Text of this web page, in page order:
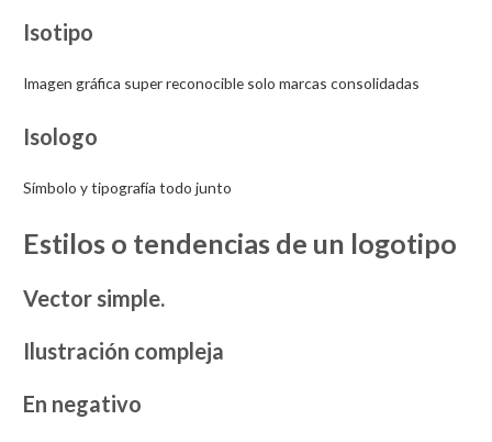
Isotipo
Imagen gráfica super reconocible solo marcas consolidadas
Isologo
Símbolo y tipografía todo junto
Estilos o tendencias de un logotipo
Vector simple.
Ilustración compleja
En negativo